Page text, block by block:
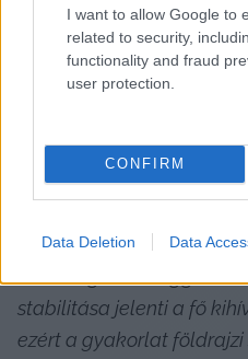
I want to allow Google to
related to security,
functionality and fraud
user protection.
CONFIRM
Data Deletion Data
között Elefántcsontpart
Flintlock 26 nemzetközi
gyakorlatnak, amelyen
írták, hogy az Afrika
műveleti, többnemzeti
aktuális biztonsági
adottságoktól függően.
stabilitása jelenti a fő
ezért a gyakorlat